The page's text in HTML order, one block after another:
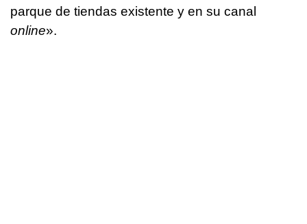
parque de tiendas existente y en su canal
online».